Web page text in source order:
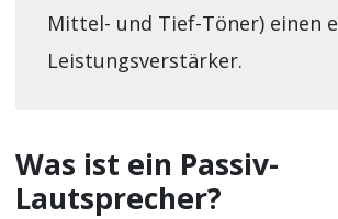
Mittel- und Tief-Töner) einen
Leistungsverstärker.
Was ist ein Passiv-
Lautsprecher?